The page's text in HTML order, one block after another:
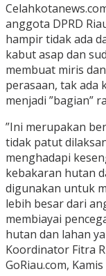
anggota DPRD
hampir tidak ada
kabut asap dan
membuat miris
perasaan, tak ada
menjadi ”bagian”
”Ini merupakan
tidak patut
menghadapi
kebakaran hutan
digunakan untuk
lebih besar dari
membiayai
hutan dan lahan
Koordinator Fitra
GoRiau.com,